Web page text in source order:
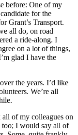
before: One of my
for the
Grant’s Transport.
all do, on road
a ride-along. I
on a lot of things,
glad I have the
the years. I’d like
We’re all
of my colleagues on
I would say all of